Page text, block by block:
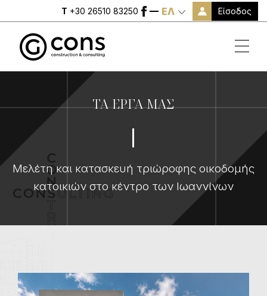
T +30 26510 83250 ΕΛ Είσοδος
ΤΑ ΕΡΓΑ ΜΑΣ
Μελέτη και κατασκευή τριώροφης οικοδομής
κατοικιών στο κέντρο των Ιωαννίνων